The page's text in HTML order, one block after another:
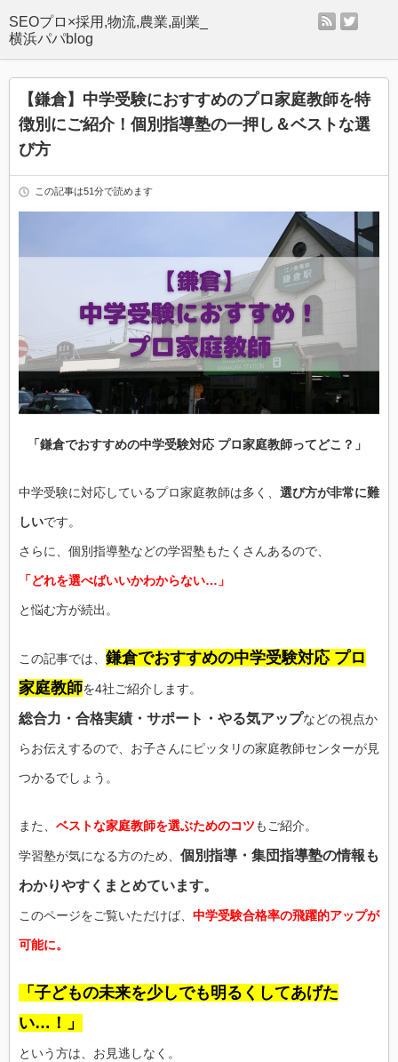
SEOプロ×採用,物流,農業,副業_
横浜パパblog
rss
【鎌倉】中学受験におすすめのプロ家庭教師を特
徴別にご紹介！個別指導塾の一押し＆ベストな選
び方
この記事は51分で読めます
「鎌倉でおすすめの中学受験対応 プロ家庭教師ってどこ？」
中学受験に対応しているプロ家庭教師は多く、 選び方が非常に難
しいです。
さらに、個別指導塾などの学習塾もたくさんあるので、
「どれを選べばいいかわからない…」
と悩む方が続出。
この記事では、 鎌倉でおすすめの中学受験対応 プロ
家庭教師を4社ご紹介します。
総合力・合格実績・サポート・やる気アップなどの視点か
らお伝えするので、お子さんにピッタリの家庭教師センターが見
つかるでしょう。
また、 ベストな家庭教師を選ぶためのコツもご紹介。
学習塾が気になる方のため、 個別指導・集団指導塾の情報も
わかりやすくまとめています。
このページをご覧いただけば、 中学受験合格率の飛躍的アップが
可能に。
「子どもの未来を少しでも明るくしてあげた
い…！」
という方は、お見逃しなく。